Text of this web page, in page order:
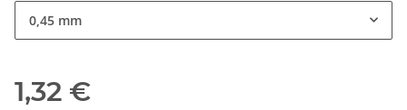
0,45 mm
1,32 €